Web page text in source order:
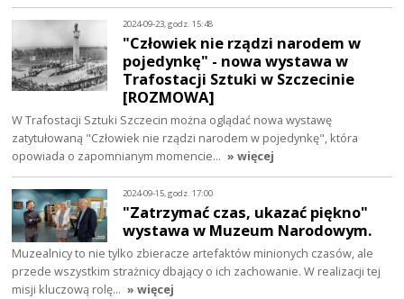
2024-09-23, godz. 15:48
"Człowiek nie rządzi narodem w
pojedynkę" - nowa wystawa w
Trafostacji Sztuki w Szczecinie
[ROZMOWA]
W Trafostacji Sztuki Szczecin można oglądać nowa wystawę
zatytułowaną "Człowiek nie rządzi narodem w pojedynkę", która
opowiada o zapomnianym momencie… » więcej
2024-09-15, godz. 17:00
"Zatrzymać czas, ukazać piękno"
wystawa w Muzeum Narodowym.
Muzealnicy to nie tylko zbieracze artefaktów minionych czasów, ale
przede wszystkim strażnicy dbający o ich zachowanie. W realizacji tej
misji kluczową rolę… » więcej